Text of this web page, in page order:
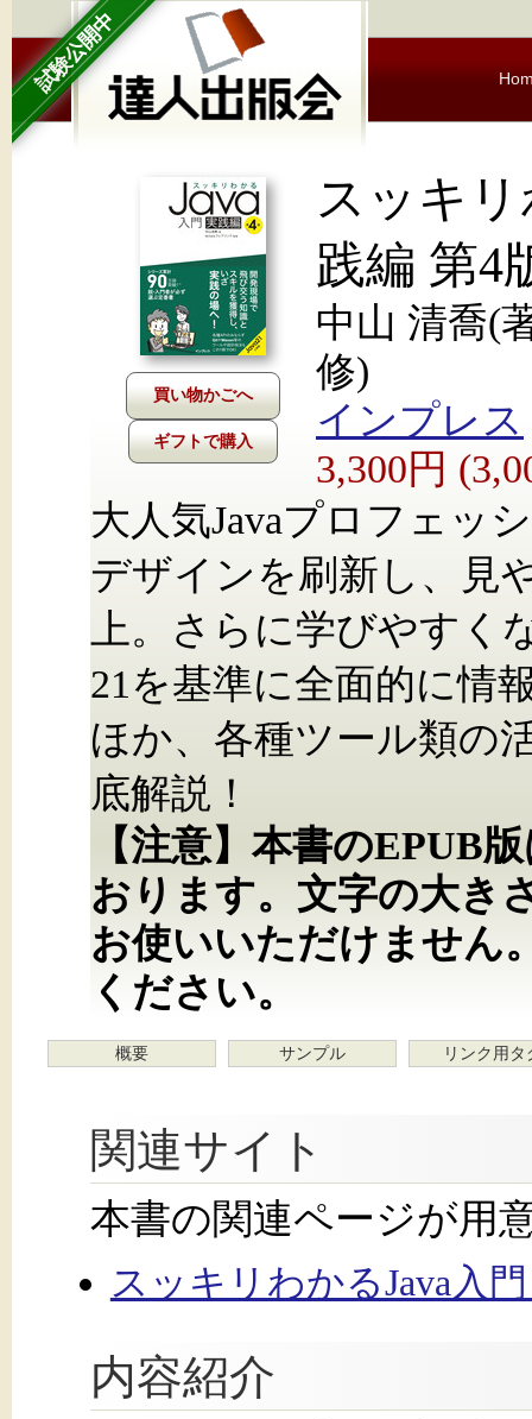
試験公開中
ギフトで購入
スッキリ
践編 第4
中山 清喬(
修)
インプレス
3,300円
大人気Javaプロフェッ
デザインを刷新し、見
上。さらに学びやすく
21を基準に全面的に情
ほか、各種ツール類の
底解説！
【注意】本書のEPUB
おります。文字の大き
お使いいただけません
ください。
概要 サンプル リンク用タ
関連サイト
本書の関連ページが用
スッキリわかるJava入
内容紹介